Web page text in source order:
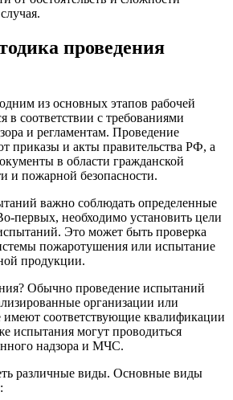
проведения
из основных этапов рабочей
в соответствии с требованиями
и регламентам. Проведение
приказы и акты правительства РФ, а
в области гражданской
и пожарной безопасности.
важно соблюдать определенные
первых, необходимо установить цели
Это может быть проверка
пожаротушения или испытание
продукции.
Обычно проведение испытаний
организации или
имеют соответствующие квалификации
испытания могут проводиться
надзора и МЧС.
различные виды. Основные виды